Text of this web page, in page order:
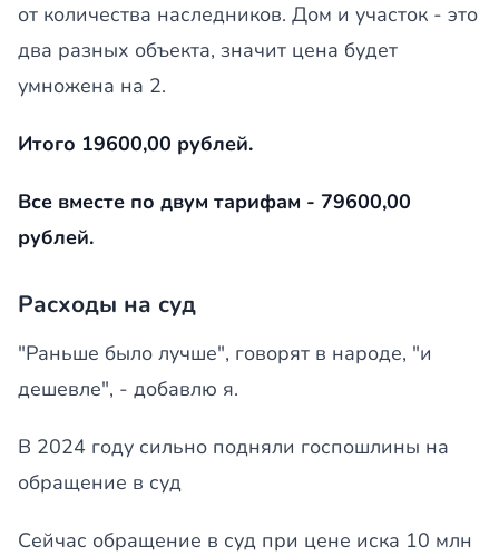
от количества наследников. Дом и участок - это
два разных объекта, значит цена будет
умножена на 2.
Итого 19600,00 рублей.
Все вместе по двум тарифам - 79600,00
рублей.
Расходы на суд
"Раньше было лучше", говорят в народе, "и
дешевле", - добавлю я.
В 2024 году сильно подняли госпошлины на
обращение в суд
Сейчас обращение в суд при цене иска 10 млн